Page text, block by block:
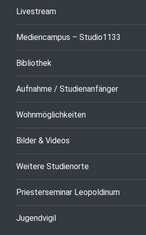
Livestream
Mediencampus – Studio1133
Bibliothek
Aufnahme / Studienanfänger
Wohnmöglichkeiten
Bilder & Videos
Weitere Studienorte
Priesterseminar Leopoldinum
Jugendvigil